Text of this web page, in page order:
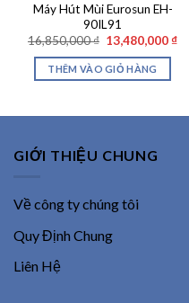
Máy Hút Mùi Eurosun EH-
90IL91
16,850,000₫ Giá
gốc
là:
16,850,000 ₫.
13,480,000 ₫Giá
THÊM VÀO GIỎ HÀNG
GIỚI THIỆU CHUNG
Về công ty chúng tôi
Quy Định Chung
Liên Hệ